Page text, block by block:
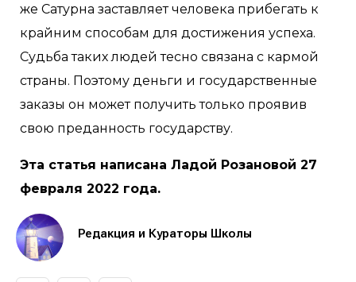
же Сатурна заставляет человека прибегать к
крайним способам для достижения успеха.
Судьба таких людей тесно связана с кармой
страны. Поэтому деньги и государственные
заказы он может получить только проявив
свою преданность государству.
Эта статья написана Ладой Розановой 27
февраля 2022 года.
Редакция и Кураторы Школы